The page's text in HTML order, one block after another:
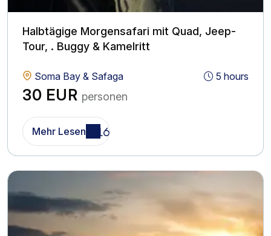
Halbtägige Morgensafari mit Quad, Jeep-
Tour, . Buggy & Kamelritt
Soma Bay & Safaga 5 hours
30 EUR personen
Mehr Lesen